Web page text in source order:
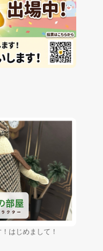
はじめまして！